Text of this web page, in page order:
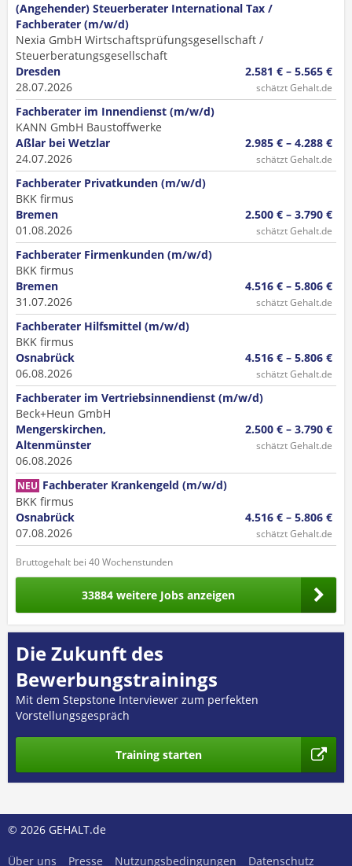
(Angehender) Steuerberater International Tax /
Fachberater (m/w/d)
Nexia GmbH Wirtschaftsprüfungsgesellschaft /
Steuerberatungsgesellschaft
Dresden
28.07.2026
2.581 € – 5.565 €
schätzt Gehalt.de
Fachberater im Innendienst (m/w/d)
KANN GmbH Baustoffwerke
Aßlar bei Wetzlar
24.07.2026
2.985 € – 4.288 €
schätzt Gehalt.de
Fachberater Privatkunden (m/w/d)
BKK firmus
Bremen
01.08.2026
2.500 € – 3.790 €
schätzt Gehalt.de
Fachberater Firmenkunden (m/w/d)
BKK firmus
Bremen
31.07.2026
4.516 € – 5.806 €
schätzt Gehalt.de
Fachberater Hilfsmittel (m/w/d)
BKK firmus
Osnabrück
06.08.2026
4.516 € – 5.806 €
schätzt Gehalt.de
Fachberater im Vertriebsinnendienst (m/w/d)
Beck+Heun GmbH
Mengerskirchen,
Altenmünster
06.08.2026
2.500 € – 3.790 €
schätzt Gehalt.de
NEU Fachberater Krankengeld (m/w/d)
BKK firmus
Osnabrück
07.08.2026
4.516 € – 5.806 €
schätzt Gehalt.de
Bruttogehalt bei 40 Wochenstunden
33884 weitere Jobs anzeigen
Die Zukunft des
Bewerbungstrainings
Mit dem Stepstone Interviewer zum perfekten
Vorstellungsgespräch
Training starten
© 2026 GEHALT.de
Über uns Presse Nutzungsbedingungen Datenschutz